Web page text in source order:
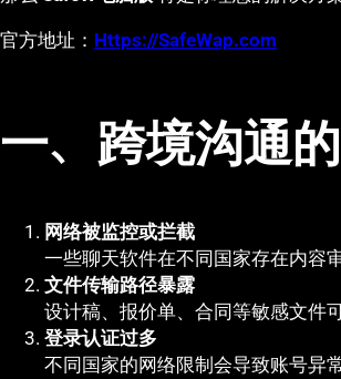
官方地址： Https://SafeWap.com
一、跨境沟通
网络被监控或拦截
一些聊天软件在不同国家存在内容
文件传输路径暴露
设计稿、报价单、合同等敏感文件
登录认证过多
不同国家的网络限制会导致账号异常